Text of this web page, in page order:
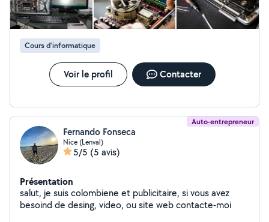
compositeur et arrangeur (membre de la SACEM), je
dispense également des cours de piano et de danses
latines (salsa porto, salsa cubaine et bachata).
Cours d'informatique
Voir le profil Contacter
Auto-entrepreneur
Fernando Fonseca
Nice (Lenval)
5/5 (5 avis)
Présentation
salut, je suis colombiene et publicitaire, si vous avez
besoind de desing, video, ou site web contacte-moi